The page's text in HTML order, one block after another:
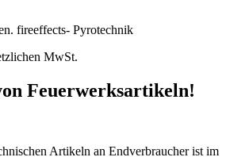
fireeffects- Pyrotechnik
MwSt.
Feuerwerksartikeln!
Artikeln an Endverbraucher ist im